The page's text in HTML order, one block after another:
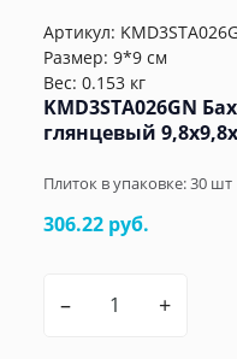
Артикул:
Размер: 9*9 см
Вес: 0.153 кг
KMD3STA026GN
глянцевый
Плиток в упаковке:30 шт
306.22 руб.
– +